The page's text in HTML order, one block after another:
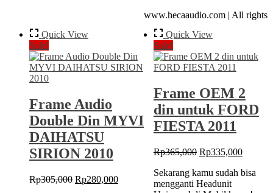
NISSAN
MARCH
(separate)
Quick View
Sale!
Frame Audio
Double Din MYVI
DAIHATSU
SIRION 2010
Rp305,000 Original
Rp280,000Current
Quick View
Sale!
Frame OEM 2
din untuk FORD
FIESTA 2011
Rp365,000 Original
was:
Rp365,000.
Rp335,000Current
is:
Sekarang kamu sudah bisa
mengganti Headunit
www.hecaaudio.com | All rights